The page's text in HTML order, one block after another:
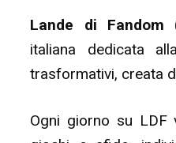
Lande di Fandom
italiana dedicata
trasformativi, creata
Ogni giorno su LDF